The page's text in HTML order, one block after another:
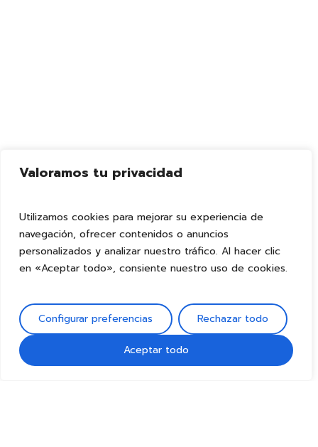
Valoramos tu privacidad
Utilizamos cookies para mejorar su experiencia de
navegación, ofrecer contenidos o anuncios
personalizados y analizar nuestro tráfico. Al hacer clic
en «Aceptar todo», consiente nuestro uso de cookies.
Configurar preferencias Rechazar todo
Aceptar todo